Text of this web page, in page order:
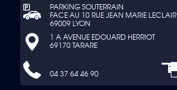
PARKING SOUTERRAIN
FACE AU 10 RUE JEAN MARIE LECLAIR
69009 LYON
1 A AVENUE EDOUARD HERRIOT
69170 TARARE
04 37 64 46 90